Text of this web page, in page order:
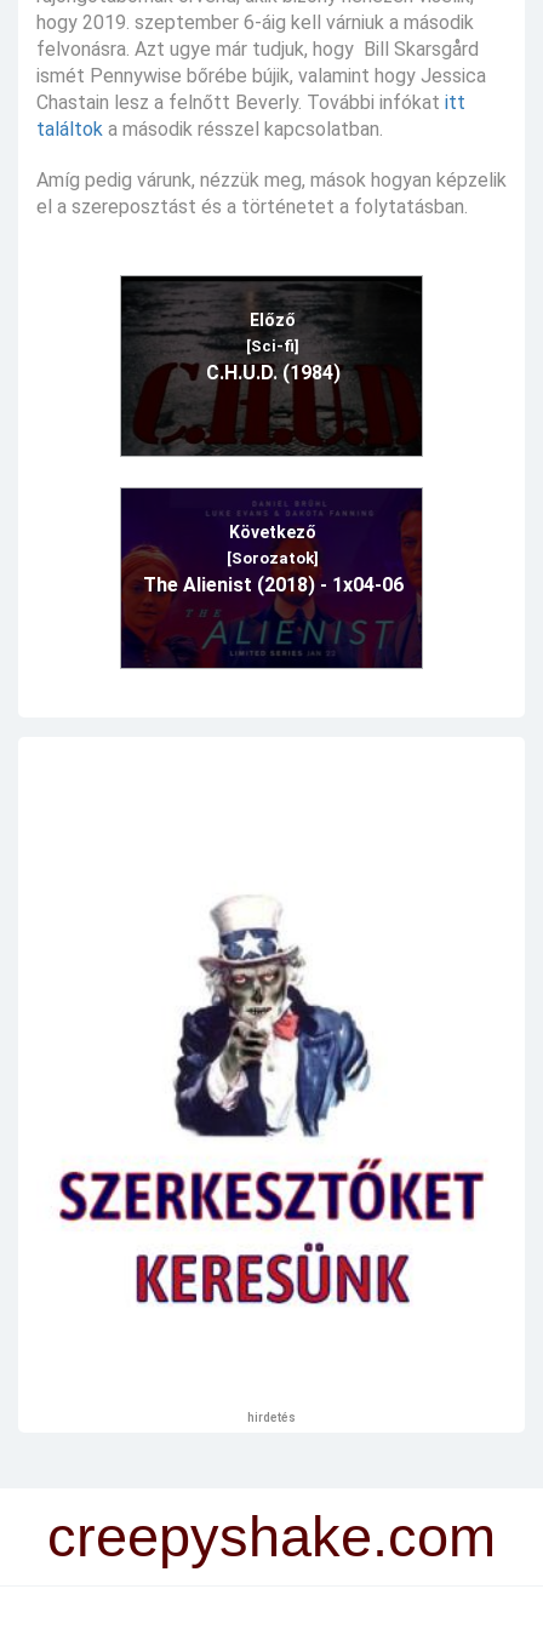
hogy 2019. szeptember 6-áig kell várniuk a második
felvonásra. Azt ugye már tudjuk, hogy Bill Skarsgård
ismét Pennywise bőrébe bújik, valamint hogy Jessica
Chastain lesz a felnőtt Beverly. További infókat itt
találtok a második résszel kapcsolatban.
Amíg pedig várunk, nézzük meg, mások hogyan képzelik
el a szereposztást és a történetet a folytatásban.
Előző
[Sci-fi]
C.H.U.D. (1984)
Következő
[Sorozatok]
The Alienist (2018) - 1x04-06
hirdetés
creepyshake.com